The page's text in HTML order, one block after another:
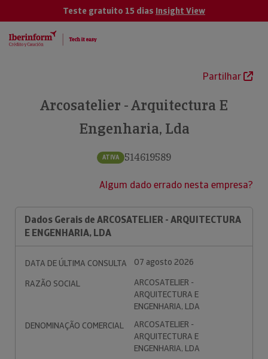
Teste gratuito 15 dias Insight View
Partilhar
Arcosatelier - Arquitectura E
Engenharia, Lda
ATIVA 514619589
Algum dado errado nesta empresa?
Dados Gerais de ARCOSATELIER - ARQUITECTURA
E ENGENHARIA, LDA
DATA DE ÚLTIMA CONSULTA
07 agosto 2026
RAZÃO SOCIAL
ARCOSATELIER -
ARQUITECTURA E
ENGENHARIA, LDA
DENOMINAÇÃO COMERCIAL
ARCOSATELIER -
ARQUITECTURA E
ENGENHARIA, LDA